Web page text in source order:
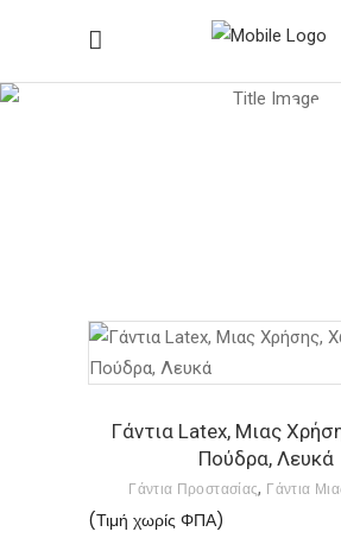
Γάντια
προϊόν
έχει
Γάντια Latex, Μιας
Πούδρα, Λευκά
Γάντια Προστασίας, Γάντια
(Τιμή χωρίς ΦΠΑ)